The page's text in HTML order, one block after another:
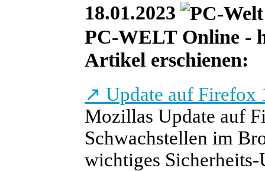
18.01.2023
PC-WELT Online -
Artikel erschienen:
↗ Update auf Firefox
Mozillas Update auf
Schwachstellen im
wichtiges Sicherheits-